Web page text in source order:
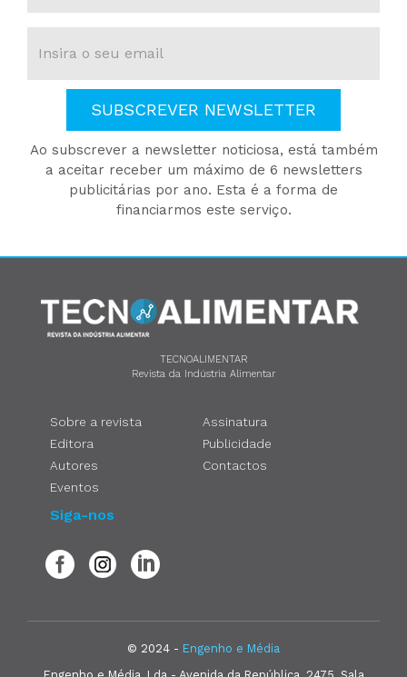
SUBSCREVER NEWSLETTER
Ao subscrever a newsletter noticiosa, está também
a aceitar receber um máximo de 6 newsletters
publicitárias por ano. Esta é a forma de
financiarmos este serviço.
TECNOALIMENTAR
Revista da Indústria Alimentar
Sobre a revista
Editora
Autores
Eventos
Assinatura
Publicidade
Contactos
Siga-nos
© 2024 - Engenho e Média